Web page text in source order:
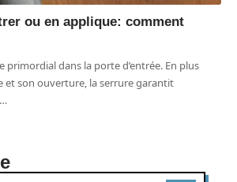
ou en applique: comment
primordial dans la porte d’entrée. En plus
et son ouverture, la serrure garantit
…